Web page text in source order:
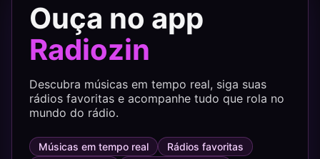
Ouça no app
Radiozin
Descubra músicas em tempo real, siga suas
rádios favoritas e acompanhe tudo que rola no
mundo do rádio.
Músicas em tempo real
Rádios favoritas